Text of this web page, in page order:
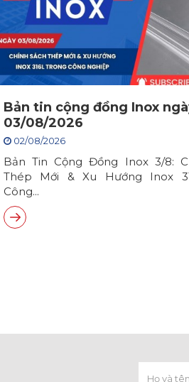
Bản tin cộng đồng Inox
03/08/2026
02/08/2026
Bản Tin Cộng Đồng Inox 3/8:
Thép Mới & Xu Hướng Inox
Công...